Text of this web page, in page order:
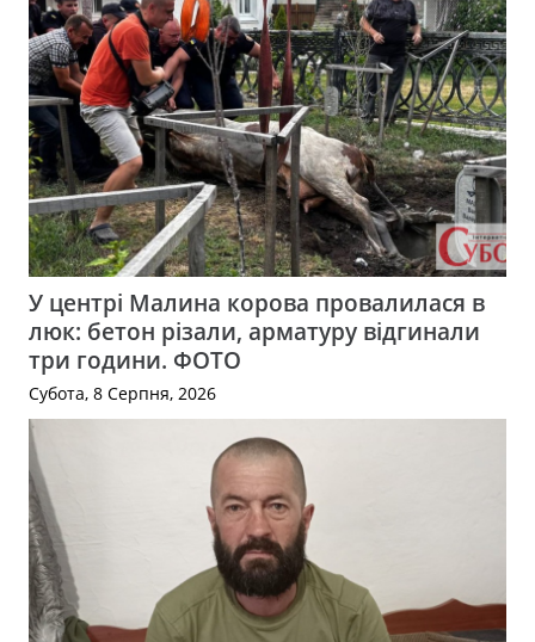
У центрі Малина корова провалилася в
люк: бетон різали, арматуру відгинали
три години. ФОТО
Субота, 8 Серпня, 2026